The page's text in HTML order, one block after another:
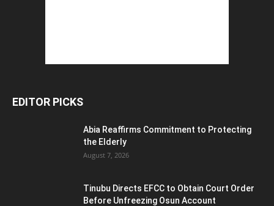
EDITOR PICKS
Abia Reaffirms Commitment to Protecting
the Elderly
August 7, 2026
Tinubu Directs EFCC to Obtain Court Order
Before Unfreezing Osun Account